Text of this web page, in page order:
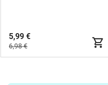
5,99 €
6,98 €